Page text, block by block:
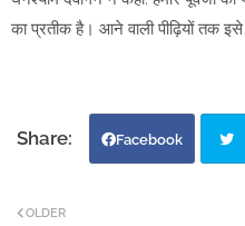
का प्रतीक है। आने वाली पीढ़ियों तक
Facebook
OLDER